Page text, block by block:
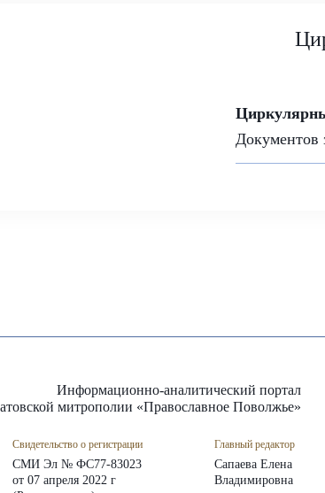
Документов
Информационно-аналитический портал
митрополии «Православное Поволжье»
Свидетельство о регистрации
СМИ Эл № ФС77-83023
от 07 апреля 2022 г
Главный редактор
Сапаева Елена
Владимировна